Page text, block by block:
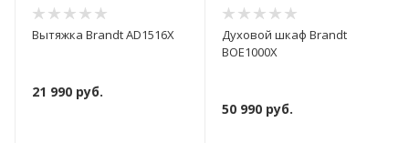
Вытяжка Brandt AD1516X
21 990 руб.
Духовой шкаф Brandt
BOE1000X
50 990руб.